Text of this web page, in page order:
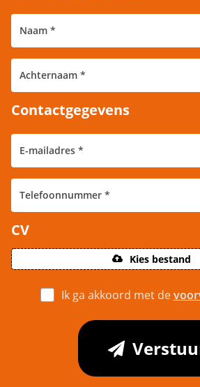
Contactgegevens
CV
Kies bestand
Ik ga akkoord met de